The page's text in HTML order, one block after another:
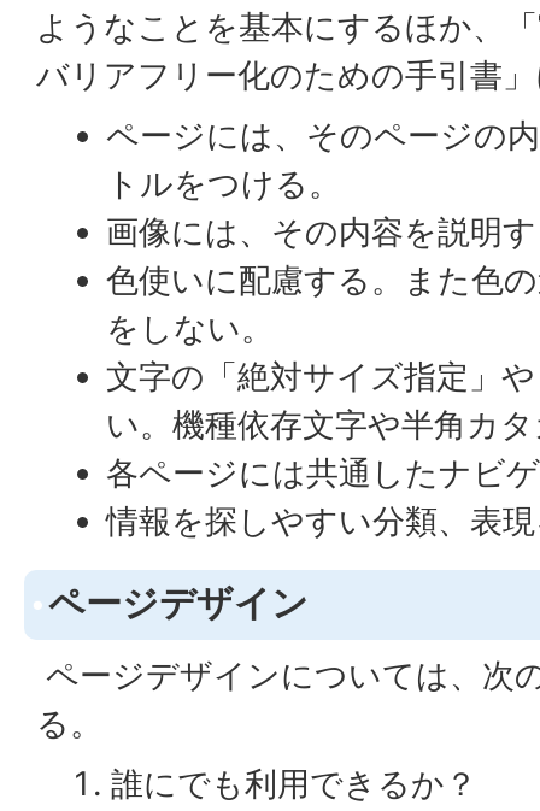
ようなことを基本にするほか、
バリアフリー化のための手引書
ページには、そのページの
トルをつける。
画像には、その内容を説明
色使いに配慮する。また色
をしない。
文字の「絶対サイズ指定」
い。機種依存文字や半角カ
各ページには共通したナビ
情報を探しやすい分類、表
ページデザイン
ページデザインについては、次
る。
誰にでも利用できるか？